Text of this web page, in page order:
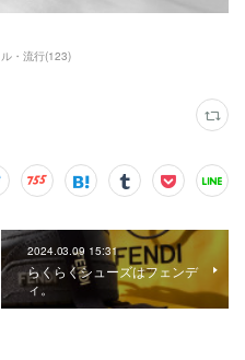
・流行(123)
2024.03.09 15:31
らくらくシューズはフェンデ
ィ。